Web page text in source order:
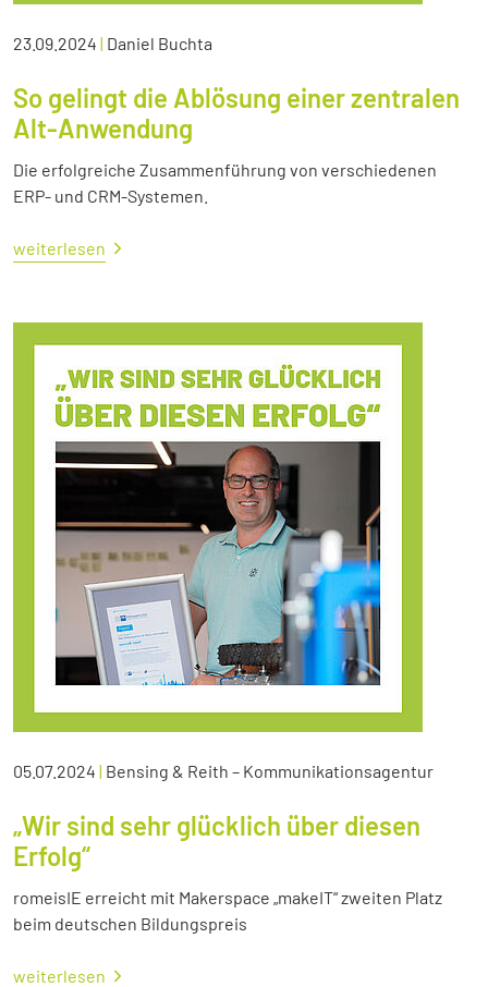
23.09.2024 | Daniel Buchta
So gelingt die Ablösung einer zentralen
Alt-Anwendung
Die erfolgreiche Zusammenführung von verschiedenen
ERP- und CRM-Systemen.
weiterlesen
05.07.2024 | Bensing & Reith – Kommunikationsagentur
„Wir sind sehr glücklich über diesen
Erfolg“
romeisIE erreicht mit Makerspace „makeIT“ zweiten Platz
beim deutschen Bildungspreis
weiterlesen